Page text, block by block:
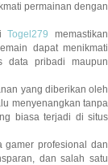
permainan dengan
Togel279 memastikan
dapat menikmati
data pribadi maupun
yang diberikan oleh
menyenangkan tanpa
biasa terjadi di situs
gamer profesional dan
dan salah satu